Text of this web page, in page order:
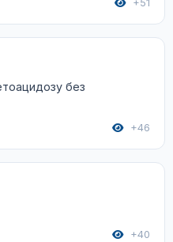
+51
без
+46
+40